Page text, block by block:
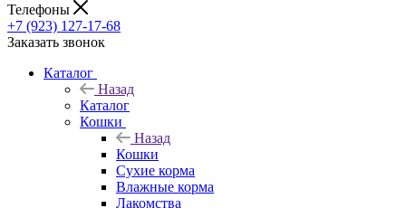
Телефоны
+7 (923) 127-17-68
Заказать звонок
Каталог
Назад
Каталог
Кошки
Назад
Кошки
Сухие корма
Влажные корма
Лакомства